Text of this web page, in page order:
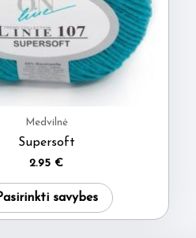
Medvilnė
Supersoft
2.95 €
savybes